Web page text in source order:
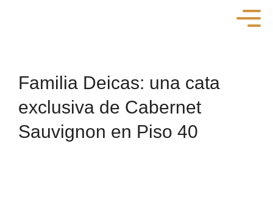
Familia Deicas: una cata
exclusiva de Cabernet
Sauvignon en Piso 40